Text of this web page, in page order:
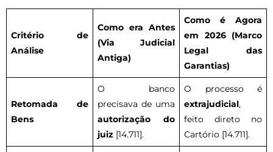
Critério de
Análise
Como era Antes
(Via Judicial
Antiga)
Como é Agora
em 2026 (Marco
Legal das
Garantias)
Retomada de
Bens
O banco
precisava de uma
autorização do
juiz[14.711].
O processo é
extrajudicial,
feito direto no
Cartório [14.711].